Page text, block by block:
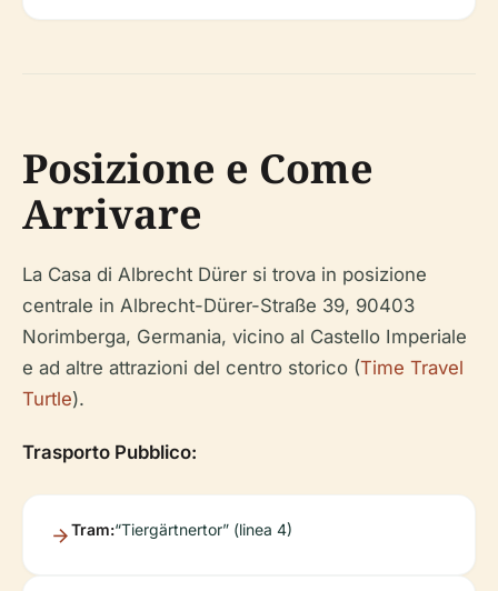
Posizione e Come
Arrivare
La Casa di Albrecht Dürer si trova in posizione
centrale in Albrecht-Dürer-Straße 39, 90403
Norimberga, Germania, vicino al Castello Imperiale
e ad altre attrazioni del centro storico (Time Travel
Turtle).
Trasporto Pubblico:
Tram:“Tiergärtnertor” (linea 4)